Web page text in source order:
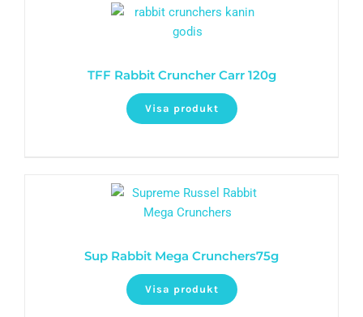
TFF Rabbit Cruncher Carr 120g
Visa produkt
Sup Rabbit Mega Crunchers75g
Visa produkt